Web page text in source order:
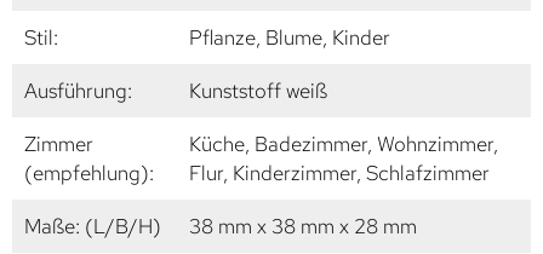
Stil:
Pflanze, Blume, Kinder
Ausführung:
Kunststoff weiß
Zimmer
(empfehlung):
Küche, Badezimmer, Wohnzimmer,
Flur, Kinderzimmer, Schlafzimmer
Maße: (L/B/H)
38 mm x 38 mm x 28 mm